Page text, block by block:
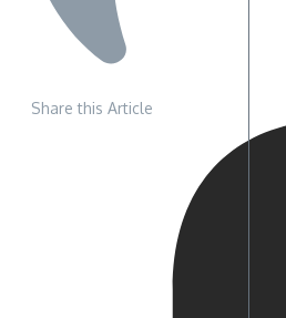
Share this Article